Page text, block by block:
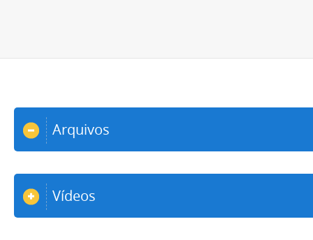
Arquivos
Vídeos